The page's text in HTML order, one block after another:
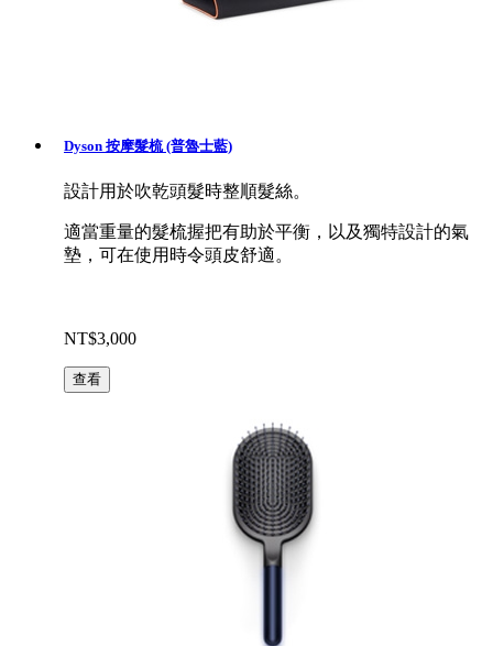
Dyson 按摩髮梳 (普魯士藍)
設計用於吹乾頭髮時整順髮絲。
適當重量的髮梳握把有助於平衡，以及獨特設計的氣
墊，可在使用時令頭皮舒適。
NT$3,000
查看